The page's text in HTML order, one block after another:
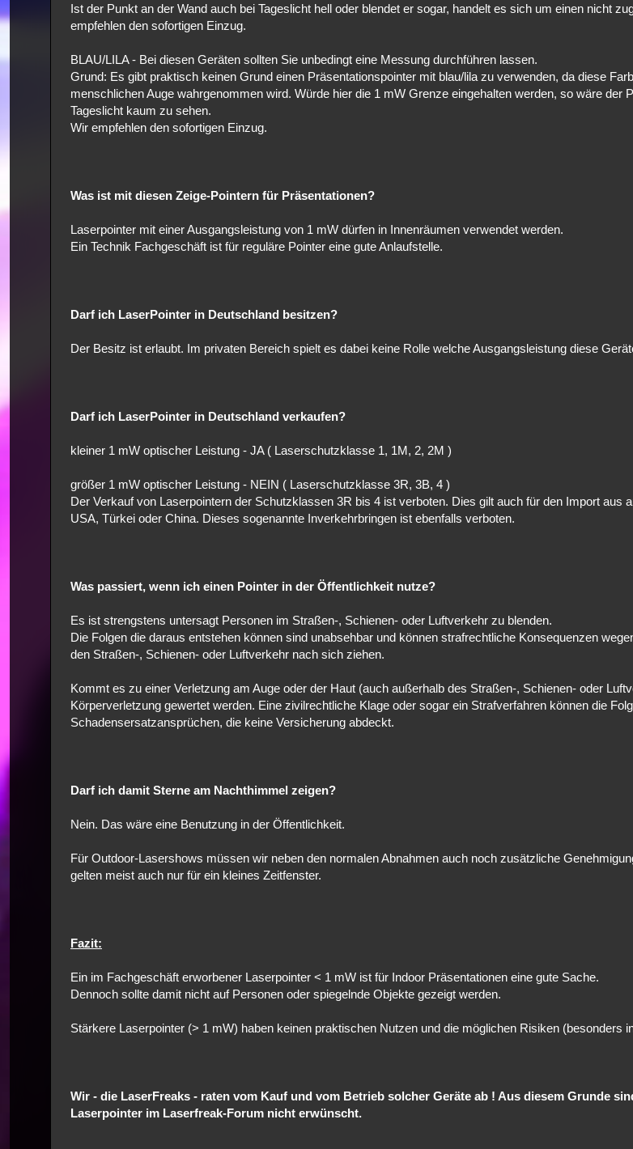
Ist der Punkt an der Wand auch bei Tageslicht hell oder blendet er sogar, handelt es sich um einen nicht
empfehlen den sofortigen Einzug.
BLAU/LILA - Bei diesen Geräten sollten Sie unbedingt eine Messung durchführen lassen.
Grund: Es gibt praktisch keinen Grund einen Präsentationspointer mit blau/lila zu verwenden, da diese
menschlichen Auge wahrgenommen wird. Würde hier die 1 mW Grenze eingehalten werden, so wäre der
Tageslicht kaum zu sehen.
Wir empfehlen den sofortigen Einzug.
Was ist mit diesen Zeige-Pointern für Präsentationen?
Laserpointer mit einer Ausgangsleistung von 1 mW dürfen in Innenräumen verwendet werden.
Ein Technik Fachgeschäft ist für reguläre Pointer eine gute Anlaufstelle.
Darf ich LaserPointer in Deutschland besitzen?
Der Besitz ist erlaubt. Im privaten Bereich spielt es dabei keine Rolle welche Ausgangsleistung diese
Darf ich LaserPointer in Deutschland verkaufen?
kleiner 1 mW optischer Leistung - JA ( Laserschutzklasse 1, 1M, 2, 2M )
größer 1 mW optischer Leistung - NEIN ( Laserschutzklasse 3R, 3B, 4 )
Der Verkauf von Laserpointern der Schutzklassen 3R bis 4 ist verboten. Dies gilt auch für den Import aus
USA, Türkei oder China. Dieses sogenannte Inverkehrbringen ist ebenfalls verboten.
Was passiert, wenn ich einen Pointer in der Öffentlichkeit nutze?
Es ist strengstens untersagt Personen im Straßen-, Schienen- oder Luftverkehr zu blenden.
Die Folgen die daraus entstehen können sind unabsehbar und können strafrechtliche Konsequenzen
den Straßen-, Schienen- oder Luftverkehr nach sich ziehen.
Kommt es zu einer Verletzung am Auge oder der Haut (auch außerhalb des Straßen-, Schienen- oder
Körperverletzung gewertet werden. Eine zivilrechtliche Klage oder sogar ein Strafverfahren können die
Schadensersatzansprüchen, die keine Versicherung abdeckt.
Darf ich damit Sterne am Nachthimmel zeigen?
Nein. Das wäre eine Benutzung in der Öffentlichkeit.
Für Outdoor-Lasershows müssen wir neben den normalen Abnahmen auch noch zusätzliche
gelten meist auch nur für ein kleines Zeitfenster.
Fazit:
Ein im Fachgeschäft erworbener Laserpointer < 1 mW ist für Indoor Präsentationen eine gute Sache.
Dennoch sollte damit nicht auf Personen oder spiegelnde Objekte gezeigt werden.
Stärkere Laserpointer (> 1 mW) haben keinen praktischen Nutzen und die möglichen Risiken (besonders
Wir - die LaserFreaks - raten vom Kauf und vom Betrieb solcher Geräte ab ! Aus diesem Grunde
Laserpointer im Laserfreak-Forum nicht erwünscht.